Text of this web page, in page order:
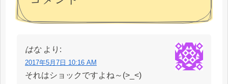
はな より:
2017年5月7日 10:16 AM
それはショックですよね～(>_<)